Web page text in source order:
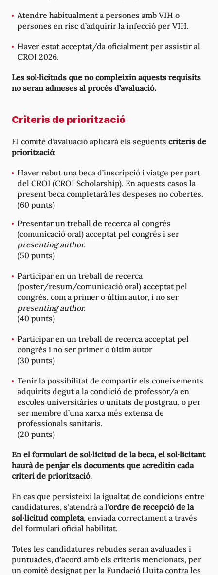
Atendre habitualment a persones amb VIH o
persones en risc d’adquirir la infecció per VIH.
Haver estat acceptat/da oficialment per assistir al
CROI 2026.
Les sol·licituds que no compleixin aquests requisits
no seran admeses al procés d’avaluació.
Criteris de priorització
El comitè d’avaluació aplicarà els següents criteris de
priorització:
Haver rebut una beca d’inscripció i viatge per part
del CROI (CROI Scholarship). En aquests casos la
present beca completarà les despeses no cobertes.
(60 punts)
Presentar un treball de recerca al congrés
(comunicació oral) acceptat pel congrés i ser
presenting author.
(50 punts)
Participar en un treball de recerca
(poster/resum/comunicació oral) acceptat pel
congrés, com a primer o últim autor, i no ser
presenting author.
(40 punts)
Participar en un treball de recerca acceptat pel
congrés i no ser primer o últim autor
(30 punts)
Tenir la possibilitat de compartir els coneixements
adquirits degut a la condició de professor/a en
escoles universitàries o unitats de postgrau, o per
ser membre d’una xarxa més extensa de
professionals sanitaris.
(20 punts)
En el formulari de sol·licitud de la beca, el sol·licitant
haurà de penjar els documents que acreditin cada
criteri de priorització.
En cas que persisteixi la igualtat de condicions entre
candidatures, s’atendrà a l’ordre de recepció de la
sol·licitud completa, enviada correctament a través
del formulari oficial habilitat.
Totes les candidatures rebudes seran avaluades i
puntuades, d’acord amb els criteris mencionats, per
un comitè designat per la Fundació Lluita contra les